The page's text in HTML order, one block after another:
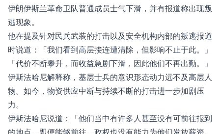
伊朗伊斯兰革命卫队普通成员士气下滑，并有报道称出现叛
逃现象。
他在提及针对民兵武装的打击以及安全机构内部的叛逃报道
时说道：「我们看到高层接连遭清除，但影响不止于此。」
「代价不断攀升，而收益急剧下滑，因此他们不再出勤。」
伊斯法哈尼解释称，基层士兵的意识形态动力远不及高层人
物。如今，物资供应中断与持续不断的打击进一步加剧压
力。
伊斯法哈尼说道：「他们当中有许多人甚至没有可前往报到
的地点，即便能够前往，政权也没有能力为他们发放薪资、